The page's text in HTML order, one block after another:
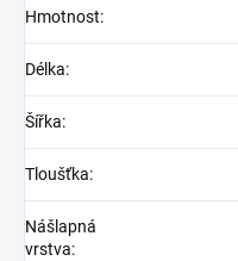
Hmotnost:
Délka:
Šířka:
Tloušťka:
Nášlapná
vrstva: